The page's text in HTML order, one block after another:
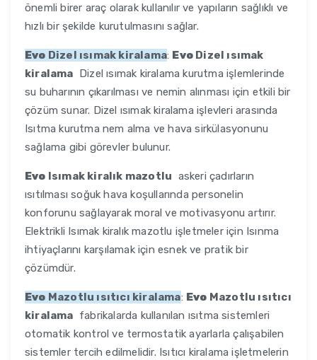
önemli birer araç olarak kullanılır ve yapıların sağlıklı ve
hızlı bir şekilde kurutulmasını sağlar.
Evo Dizel ısımak kiralama: Evo Dizel ısımak
kiralama Dizel ısımak kiralama kurutma işlemlerinde
su buharının çıkarılması ve nemin alınması için etkili bir
çözüm sunar. Dizel ısımak kiralama işlevleri arasında
Isıtma kurutma nem alma ve hava sirkülasyonunu
sağlama gibi görevler bulunur.
Evo Isımak kiralık mazotlu askeri çadırların
ısıtılması soğuk hava koşullarında personelin
konforunu sağlayarak moral ve motivasyonu artırır.
Elektrikli Isımak kiralık mazotlu işletmeler için Isınma
ihtiyaçlarını karşılamak için esnek ve pratik bir
çözümdür.
Evo Mazotlu ısıtıcı kiralama: Evo Mazotlu ısıtıcı
kiralama fabrikalarda kullanılan ısıtma sistemleri
otomatik kontrol ve termostatik ayarlarla çalışabilen
sistemler tercih edilmelidir. Isıtıcı kiralama işletmelerin